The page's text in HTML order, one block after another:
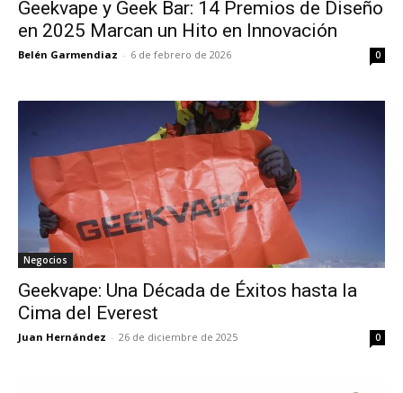
Geekvape y Geek Bar: 14 Premios de Diseño
en 2025 Marcan un Hito en Innovación
Belén Garmendiaz - 6 de febrero de 2026 0
Negocios
Geekvape: Una Década de Éxitos hasta la
Cima del Everest
Juan Hernández - 26 de diciembre de 2025 0